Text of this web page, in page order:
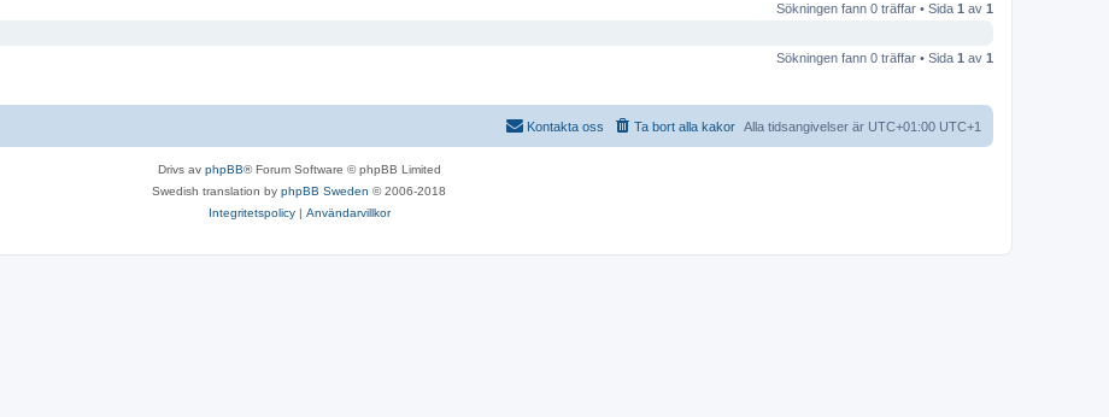
Sökningen fann 0 träffar • Sida 1 av 1
Sökningen fann 0 träffar • Sida 1 av 1
Alla tidsangivelser är UTC+01:00 UTC+1
Ta bort alla kakor
Kontakta oss
Drivs av phpBB® Forum Software © phpBB Limited
Swedish translation by phpBB Sweden © 2006-2018
Integritetspolicy| Användarvillkor